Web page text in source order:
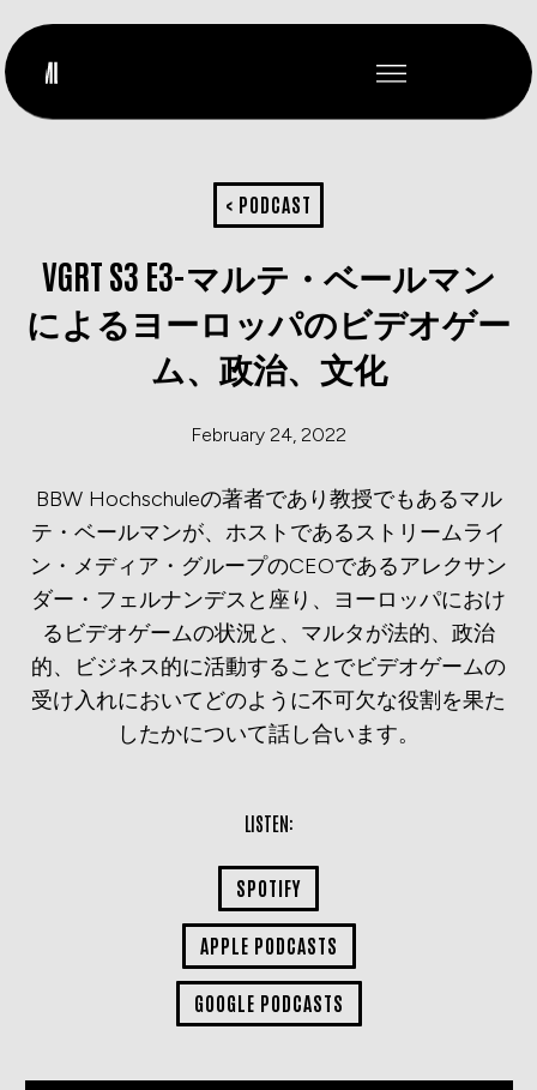
< PODCAST
VGRT S3 E3-マルテ・ベールマン
によるヨーロッパのビデオゲー
ム、政治、文化
February 24, 2022
BBW Hochschuleの著者であり教授でもあるマル
テ・ベールマンが、ホストであるストリームライ
ン・メディア・グループのCEOであるアレクサン
ダー・フェルナンデスと座り、ヨーロッパにおけ
るビデオゲームの状況と、マルタが法的、政治
的、ビジネス的に活動することでビデオゲームの
受け入れにおいてどのように不可欠な役割を果た
したかについて話し合います。
LISTEN:
SPOTIFY
APPLE PODCASTS
GOOGLE PODCASTS